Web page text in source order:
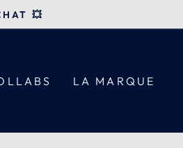
💥
LA MARQUE